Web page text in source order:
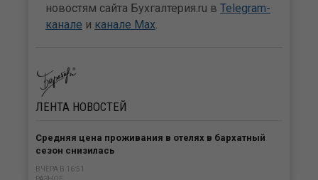
новостям сайта Бухгалтерия.ru в Telegram-
канале и канале Max.
ЛЕНТА НОВОСТЕЙ
Средняя цена проживания в отелях в бархатный
сезон снизилась
ВЧЕРА В 16:51